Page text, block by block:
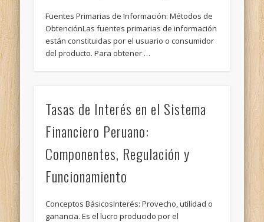
Fuentes Primarias de Información: Métodos de
ObtenciónLas fuentes primarias de información
están constituidas por el usuario o consumidor
del producto. Para obtener …
Tasas de Interés en el Sistema
Financiero Peruano:
Componentes, Regulación y
Funcionamiento
Conceptos BásicosInterés: Provecho, utilidad o
ganancia. Es el lucro producido por el